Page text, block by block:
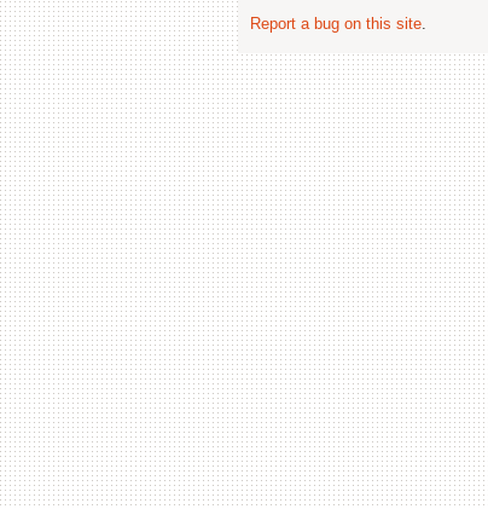
Report a bug on this site.